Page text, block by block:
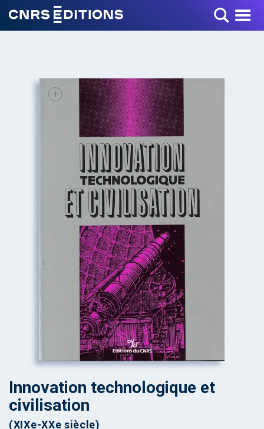
Toggle Menu
+
Innovation technologique et
civilisation
(XIXe-XXe siècle)